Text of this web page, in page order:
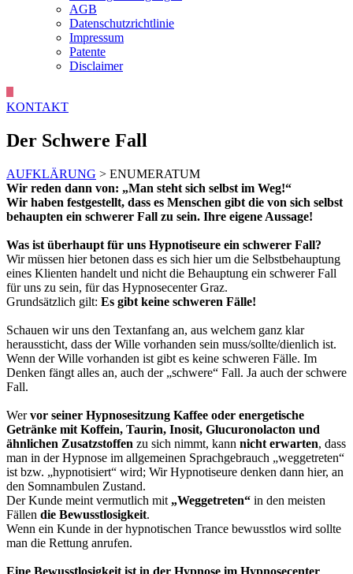
AGB
Datenschutzrichtlinie
Impressum
Patente
Disclaimer
KONTAKT
Der Schwere Fall
AUFKLÄRUNG > ENUMERATUM
Wir reden dann von: „Man steht sich selbst im Weg!“
Wir haben festgestellt, dass es Menschen gibt die von sich selbst
behaupten ein schwerer Fall zu sein. Ihre eigene Aussage!
Was ist überhaupt für uns Hypnotiseure ein schwerer Fall?
Wir müssen hier betonen dass es sich hier um die Selbstbehauptung
eines Klienten handelt und nicht die Behauptung ein schwerer Fall
für uns zu sein, für das Hypnosecenter Graz.
Grundsätzlich gilt: Es gibt keine schweren Fälle!
Schauen wir uns den Textanfang an, aus welchem ganz klar
heraussticht, dass der Wille vorhanden sein muss/sollte/dienlich ist.
Wenn der Wille vorhanden ist gibt es keine schweren Fälle. Im
Denken fängt alles an, auch der „schwere“ Fall. Ja auch der schwere
Fall.
Wer vor seiner Hypnosesitzung Kaffee oder energetische
Getränke mit Koffein, Taurin, Inosit, Glucuronolacton und
ähnlichen Zusatzstoffen zu sich nimmt, kann nicht erwarten, dass
man in der Hypnose im allgemeinen Sprachgebrauch „weggetreten“
ist bzw. „hypnotisiert“ wird; Wir Hypnotiseure denken dann hier, an
den Somnambulen Zustand.
Der Kunde meint vermutlich mit „Weggetreten“ in den meisten
Fällen die Bewusstlosigkeit.
Wenn ein Kunde in der hypnotischen Trance bewusstlos wird sollte
man die Rettung anrufen.
Eine Bewusstlosigkeit ist in der Hypnose im Hypnosecenter